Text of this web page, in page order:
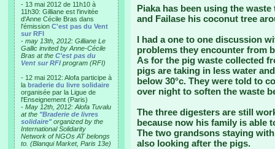
- 13 mai 2012 de 11h10 à
11h30: Gilliane est l'invitée
d'Anne Cécile Bras dans
l'émission C'est pas du Vent
sur RFI
- may 13th, 2012: Gilliane Le
Gallic invited by Anne-Cécile
Bras at the C'est pas du
Vent sur RFI program (RFI)
- 12 mai 2012: Alofa participe à
la braderie du livre solidaire
organisée par la Ligue de
l'Enseignement (Paris)
- May 12th, 2012: Alofa Tuvalu
at the "Braderie de livres
solidaire"organized by the
International Solidarity
Network of NGOs AT belongs
to. (Blanqui Market, Paris 13e)
Piaka has been using the
and Failase his coconut tree
I had a one to one discussion
problems they encounter from
As for the pig waste collected
pigs are taking in less water
below 30°c. They were told to
over night to soften the waste
The three digesters are still
because now his family is able
The two grandsons staying
also looking after the pigs.